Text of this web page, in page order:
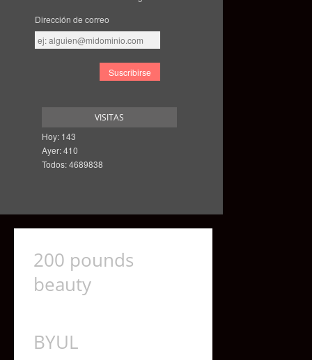
Dirección de correo
Dirección
de
VISITAS
Hoy: 143
Ayer: 410
Todos: 4689838
200 pounds
beauty
BYUL